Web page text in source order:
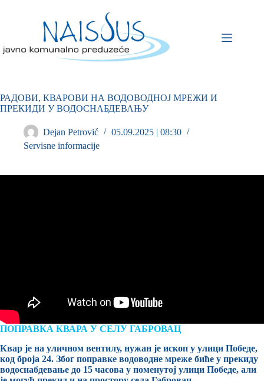
РАДОВИ, КВАРОВИ НА ВОДОВОДНОЈ МРЕЖИ И
ПРЕКИДИ У ВОДОСНАБДЕВАЊУ
Dejan Petrović
05.09.2025 | 08:30
Servisne informacije
ПОПРАВКА КВАРА У СЕЛУ ГАБРОВАЦ
Квар је на уличном вентилу, нужан је ископ у улици Победе,
код броја 24. Због поправке водоводне мреже биће у прекиду
водоснабдевање до 15 часова у поменутој улици Победе, али